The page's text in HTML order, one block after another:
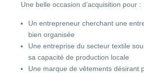
Une belle occasion d’acquisition pour :
Un entrepreneur cherchant une
bien organisée
Une entreprise du secteur textile
sa capacité de production locale
Une marque de vêtements désirant